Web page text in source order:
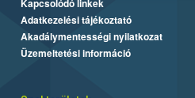
Kapcsolódó linkek
Adatkezelési tájékoztató
Akadálymentességi nyilatkozat
Üzemeltetési információ